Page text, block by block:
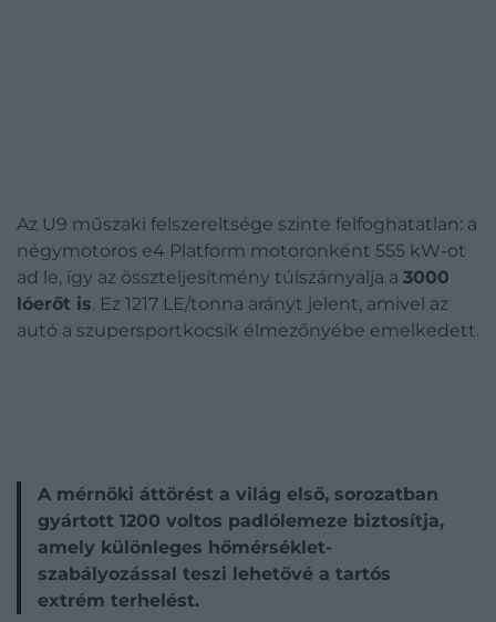
Az U9 műszaki felszereltsége szinte felfoghatatlan: a
négymotoros e4 Platform motoronként 555 kW-ot
ad le, így az összteljesítmény túlszárnyalja a 3000
lóerőt is. Ez 1217 LE/tonna arányt jelent, amivel az
autó a szupersportkocsik élmezőnyébe emelkedett.
A mérnöki áttörést a világ első, sorozatban
gyártott 1200 voltos padlólemeze biztosítja,
amely különleges hőmérséklet-
szabályozással teszi lehetővé a tartós
extrém terhelést.